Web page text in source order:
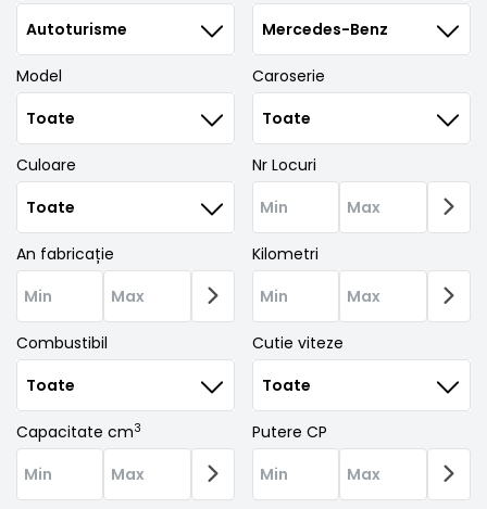
Model Caroserie
Culoare Nr Locuri
An fabricație Kilometri
Combustibil Cutie viteze
Capacitate cm3 Putere CP